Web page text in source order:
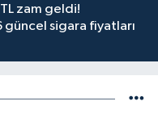
zam geldi!
sigara fiyatları